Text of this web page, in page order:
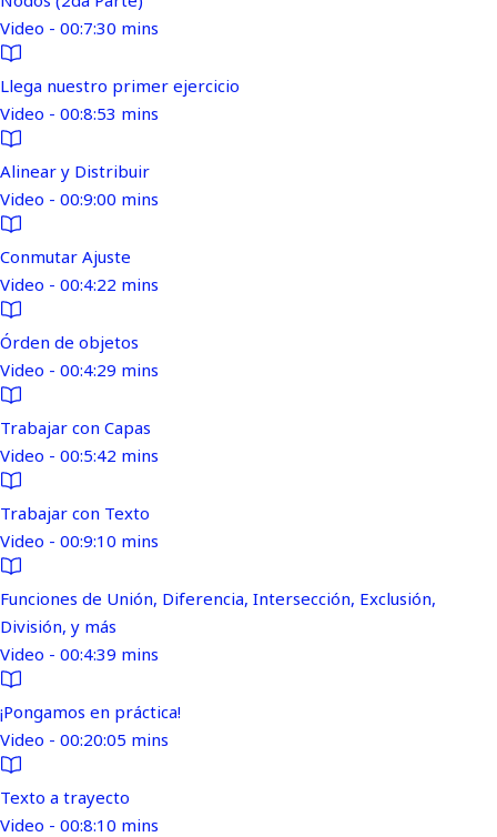
Video - 00:7:30 mins
Llega nuestro primer ejercicio
Video - 00:8:53 mins
Alinear y Distribuir
Video - 00:9:00 mins
Conmutar Ajuste
Video - 00:4:22 mins
Órden de objetos
Video - 00:4:29 mins
Trabajar con Capas
Video - 00:5:42 mins
Trabajar con Texto
Video - 00:9:10 mins
Funciones de Unión, Diferencia, Intersección, Exclusión,
División, y más
Video - 00:4:39 mins
¡Pongamos en práctica!
Video - 00:20:05 mins
Texto a trayecto
Video - 00:8:10 mins